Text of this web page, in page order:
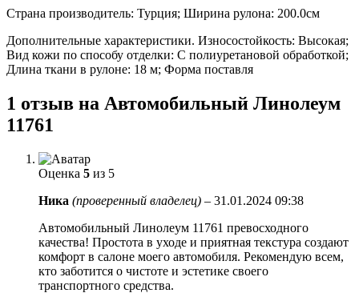
Страна производитель: Турция; Ширина рулона: 200.0см
Дополнительные характеристики. Износостойкость: Высокая;
Вид кожи по способу отделки: С полиуретановой обработкой;
Длина ткани в рулоне: 18 м; Форма поставля
1 отзыв на Автомобильный Линолеум
11761
Оценка 5 из 5
Ника (проверенный владелец) – 31.01.2024 09:38
Автомобильный Линолеум 11761 превосходного
качества! Простота в уходе и приятная текстура создают
комфорт в салоне моего автомобиля. Рекомендую всем,
кто заботится о чистоте и эстетике своего
транспортного средства.